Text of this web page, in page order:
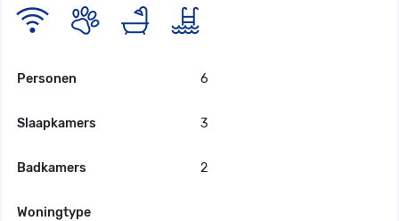
Personen 6
Slaapkamers 3
Badkamers 2
Woningtype